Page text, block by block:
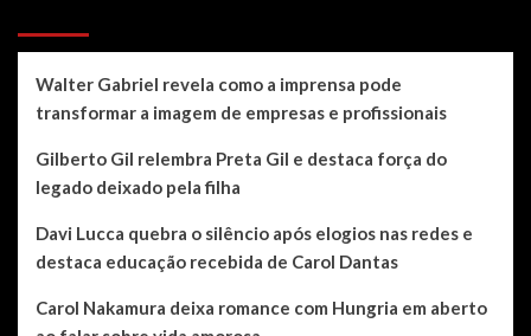
Walter Gabriel revela como a imprensa pode
transformar a imagem de empresas e profissionais
Gilberto Gil relembra Preta Gil e destaca força do
legado deixado pela filha
Davi Lucca quebra o silêncio após elogios nas redes e
destaca educação recebida de Carol Dantas
Carol Nakamura deixa romance com Hungria em aberto